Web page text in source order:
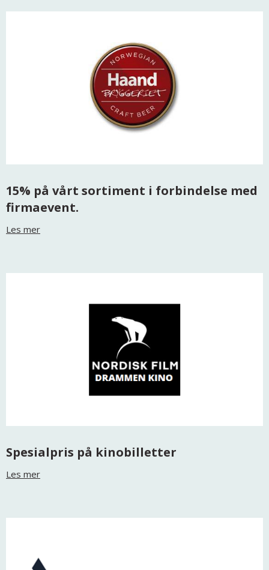
15% på vårt sortiment i forbindelse med
firmaevent.
Les mer
Spesialpris på kinobilletter
Les mer